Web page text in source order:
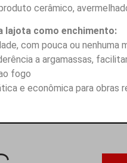
cerâmico,
lajota como enchimento:
com pouca ou nenhuma
a argamassas,
fogo
e econômica para obras